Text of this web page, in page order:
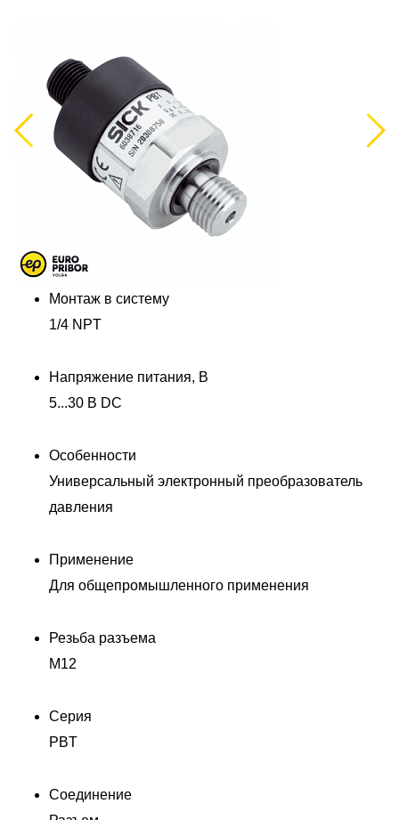
Previous
Монтаж в систему
1/4 NPT
Напряжение питания, В
5...30 В DC
Особенности
Универсальный электронный преобразователь
давления
Применение
Для общепромышленного применения
Резьба разъема
M12
Серия
PBT
Соединение
Next